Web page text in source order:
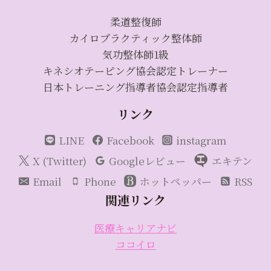
柔道整復師
カイロプラクティック整体師
気功整体師1級
キネシオテーピング協会認定トレーナー
日本トレーニング指導者協会認定指導者
リンク
LINE Facebook
instagram
X (Twitter)
Googleレビュー
エキテン
Email
Phone ホットペッパー RSS
関連リンク
医療キャリアナビ
ココイロ